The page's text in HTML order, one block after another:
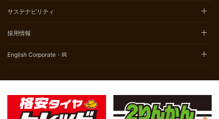
サステナビリティ
採用情報
English Corporate・IR